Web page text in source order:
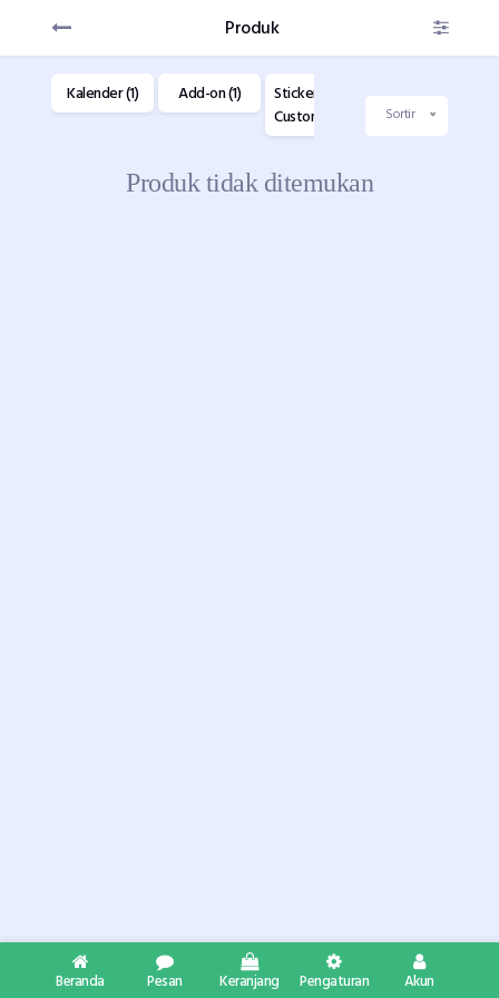
Produk
Kalender (1) Add-on (1)
Sticker
Custom (1)
(1)
Sortir
Produk tidak ditemukan
Beranda Pesan Keranjang Pengaturan Akun